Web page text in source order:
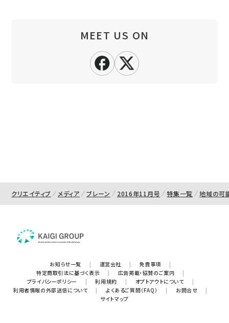
MEET US ON
クリエイティブ メディア ブレーン 2016年11月号 特集一覧 地域の可
お知らせ一覧 | 運営会社 | 免責事項
|
特定商取引法に基づく表示
| 広告掲載・協賛のご案内
|
プライバシーポリシー
| 利用規約 | オプトアウトについて
|
利用者情報の外部送信について
| よくあるご質問（FAQ） | お問合せ
|
サイトマップ